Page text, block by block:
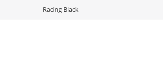
Racing Black